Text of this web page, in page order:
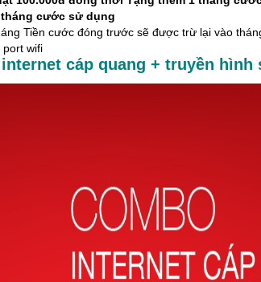
tháng cước sử dụng
Tiền cước đóng trước sẽ được trừ lại vào
wifi
internet cáp quang + truyền hình